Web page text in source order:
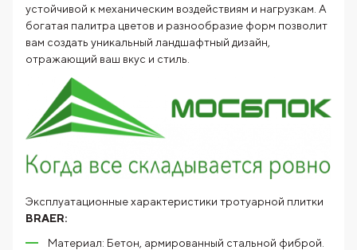
устойчивой к механическим воздействиям и нагрузкам. А
богатая палитра цветов и разнообразие форм позволит
вам создать уникальный ландшафтный дизайн,
отражающий ваш вкус и стиль.
Эксплуатационные характеристики тротуарной плитки
BRAER:
Материал: Бетон, армированный стальной фиброй.